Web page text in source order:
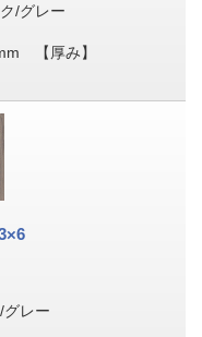
/グレー
【厚み】
レー